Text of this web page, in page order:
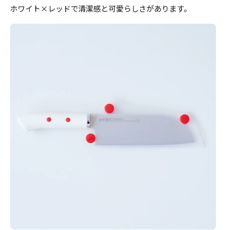
ホワイト×レッドで清潔感と可愛らしさがあります。